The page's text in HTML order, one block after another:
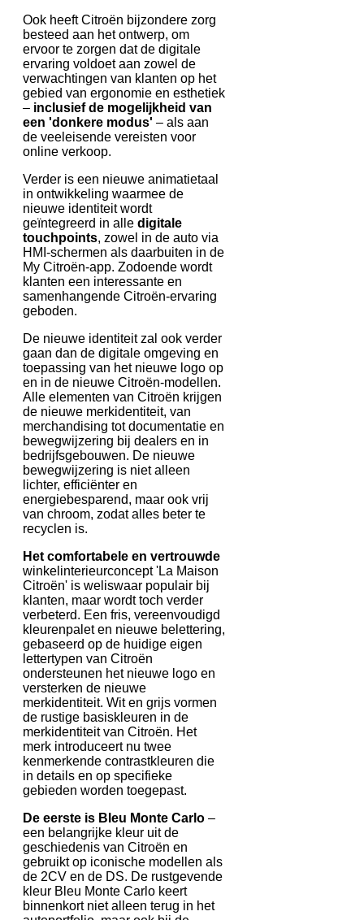
Ook heeft Citroën bijzondere zorg
besteed aan het ontwerp, om
ervoor te zorgen dat de digitale
ervaring voldoet aan zowel de
verwachtingen van klanten op het
gebied van ergonomie en esthetiek
– inclusief de mogelijkheid van
een 'donkere modus' – als aan
de veeleisende vereisten voor
online verkoop.
Verder is een nieuwe animatietaal
in ontwikkeling waarmee de
nieuwe identiteit wordt
geïntegreerd in alle digitale
touchpoints, zowel in de auto via
HMI-schermen als daarbuiten in de
My Citroën-app. Zodoende wordt
klanten een interessante en
samenhangende Citroën-ervaring
geboden.
De nieuwe identiteit zal ook verder
gaan dan de digitale omgeving en
toepassing van het nieuwe logo op
en in de nieuwe Citroën-modellen.
Alle elementen van Citroën krijgen
de nieuwe merkidentiteit, van
merchandising tot documentatie en
bewegwijzering bij dealers en in
bedrijfsgebouwen. De nieuwe
bewegwijzering is niet alleen
lichter, efficiënter en
energiebesparend, maar ook vrij
van chroom, zodat alles beter te
recyclen is.
Het comfortabele en vertrouwde
winkelinterieurconcept 'La Maison
Citroën' is weliswaar populair bij
klanten, maar wordt toch verder
verbeterd. Een fris, vereenvoudigd
kleurenpalet en nieuwe belettering,
gebaseerd op de huidige eigen
lettertypen van Citroën
ondersteunen het nieuwe logo en
versterken de nieuwe
merkidentiteit. Wit en grijs vormen
de rustige basiskleuren in de
merkidentiteit van Citroën. Het
merk introduceert nu twee
kenmerkende contrastkleuren die
in details en op specifieke
gebieden worden toegepast.
De eerste is Bleu Monte Carlo –
een belangrijke kleur uit de
geschiedenis van Citroën en
gebruikt op iconische modellen als
de 2CV en de DS. De rustgevende
kleur Bleu Monte Carlo keert
binnenkort niet alleen terug in het